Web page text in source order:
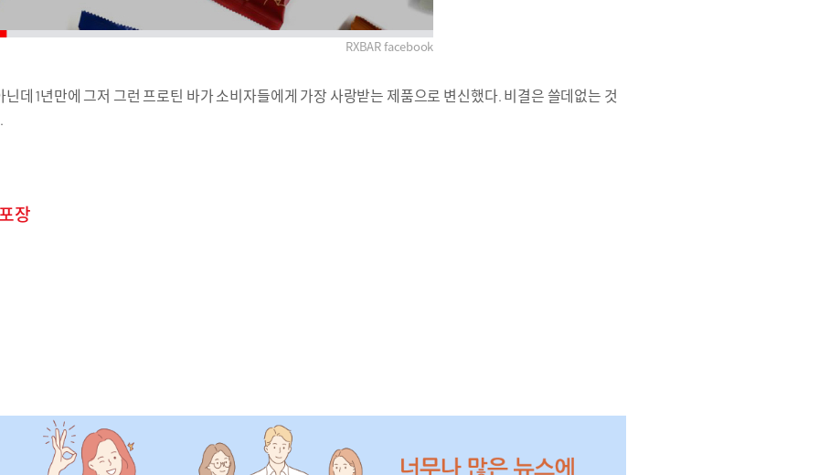
RXBAR facebook
데 1년만에 그저 그런 프로틴 바가 소비자들에게 가장 사랑받는 제품으로 변신했다. 비결은 쓸데없는 것
장